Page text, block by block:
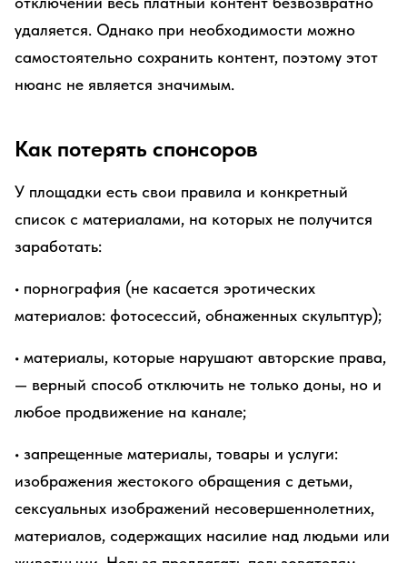
удаляется. Однако при необходимости можно
самостоятельно сохранить контент, поэтому этот
нюанс не является значимым.
Как потерять спонсоров
У площадки есть свои правила и конкретный
список с материалами, на которых не получится
заработать:
• порнография (не касается эротических
материалов: фотосессий, обнаженных скульптур);
• материалы, которые нарушают авторские права,
— верный способ отключить не только доны, но и
любое продвижение на канале;
• запрещенные материалы, товары и услуги:
изображения жестокого обращения с детьми,
сексуальных изображений несовершеннолетних,
материалов, содержащих насилие над людьми или